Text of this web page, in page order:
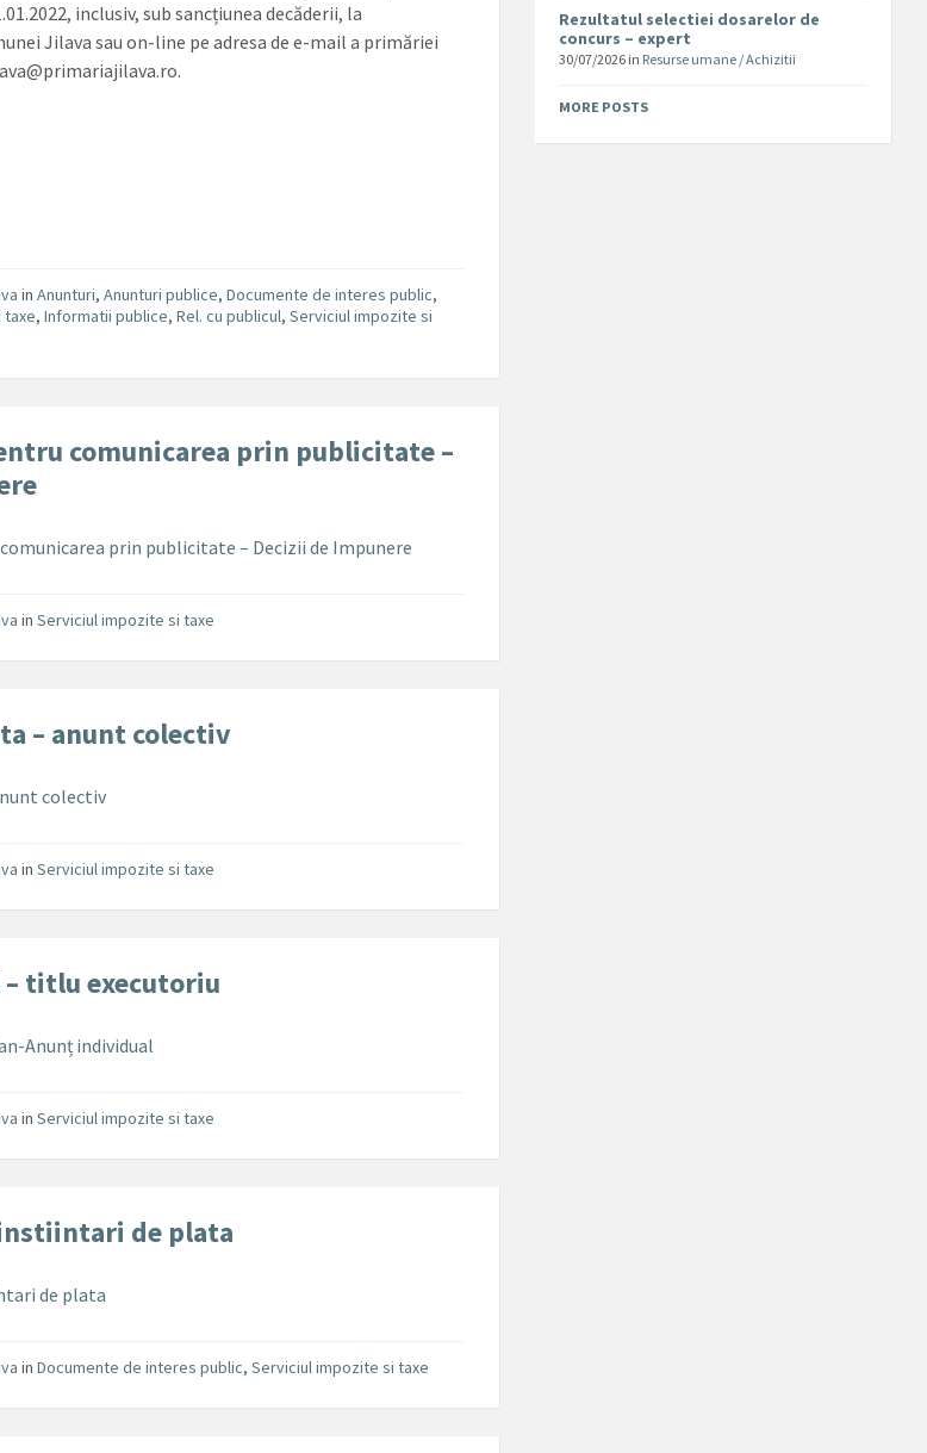
inclusiv, sub sancțiunea decăderii, la
Jilava sau on-line pe adresa de e-mail a primăriei
inAnunturi,Anunturi publice,Documente de interes public,
taxe,Informatii publice,Rel. cu publicul,Serviciul impozite si
comunicarea prin publicitate –
prin publicitate – Decizii de Impunere
inServiciul impozite si taxe
– anunt colectiv
colectiv
inServiciul impozite si taxe
titlu executoriu
Anunț individual
inServiciul impozite si taxe
de plata
de plata
inDocumente de interes public,Serviciul impozite si taxe
Rezultatul selectiei dosarelor de
concurs – expert
30/07/2026 in Resurse umane / Achizitii
MORE POSTS